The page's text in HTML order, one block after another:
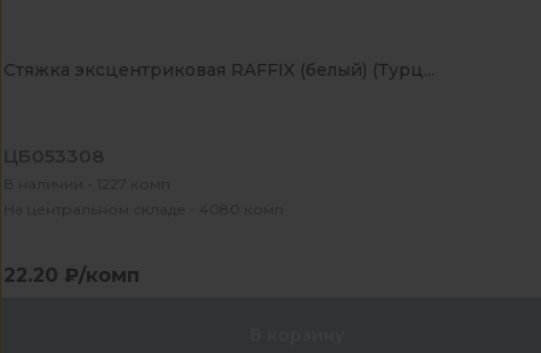
Стяжка эксцентриковая RAFFIX (белый) (Турц...
ЦБ053308
В наличии - 1227 комп
На центральном складе - 4080 комп
22.20 ₽/комп